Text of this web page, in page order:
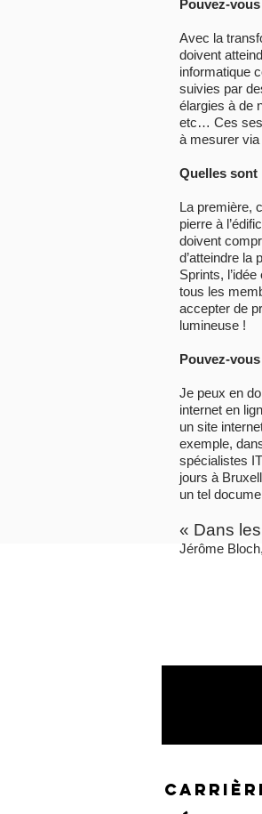
Pouvez-
Avec la
doivent
informatique
suivies par
élargies à de
etc… Ces
à mesurer
Quelles sont
La première,
pierre à
doivent
d’atteindre la
Sprints,
tous les
accepter de
lumineuse !
Pouvez-
Je peux en
internet en
un site
exemple,
spécialistes
jours à
un tel
« Dans
Jérôme